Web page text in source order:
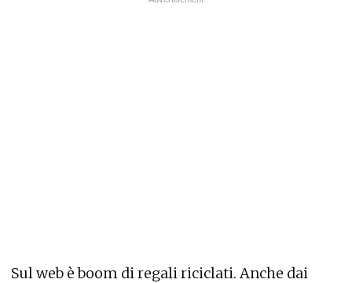
Sul web è boom di regali riciclati. Anche dai